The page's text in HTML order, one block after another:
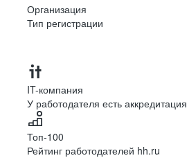
Организация
Тип регистрации
IT-компания
У работодателя есть аккредитация
Топ-100
Рейтинг работодателей hh.ru